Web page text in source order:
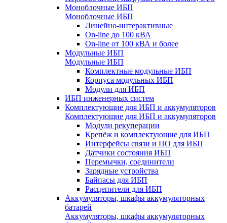
Моноблочные ИБП
Моноблочные ИБП
Линейно-интерактивные
On-line до 100 кВА
On-line от 100 кВА и более
Модульные ИБП
Модульные ИБП
Комплектные модульные ИБП
Корпуса модульных ИБП
Модули для ИБП
ИБП инженерных систем
Комплектующие для ИБП и аккумуляторов
Комплектующие для ИБП и аккумуляторов
Модули рекуперации
Крепёж и комплектующие для ИБП
Интерфейсы связи и ПО для ИБП
Датчики состояния ИБП
Перемычки, соединители
Зарядные устройства
Байпасы для ИБП
Расцепители для ИБП
Аккумуляторы, шкафы аккумуляторных
батарей
Аккумуляторы, шкафы аккумуляторных